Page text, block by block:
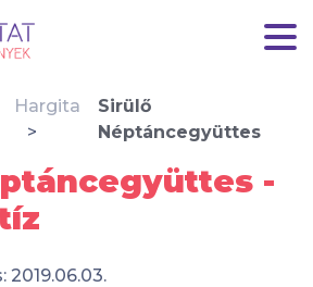
Hargita
Sirülő
Néptáncegyüttes
-